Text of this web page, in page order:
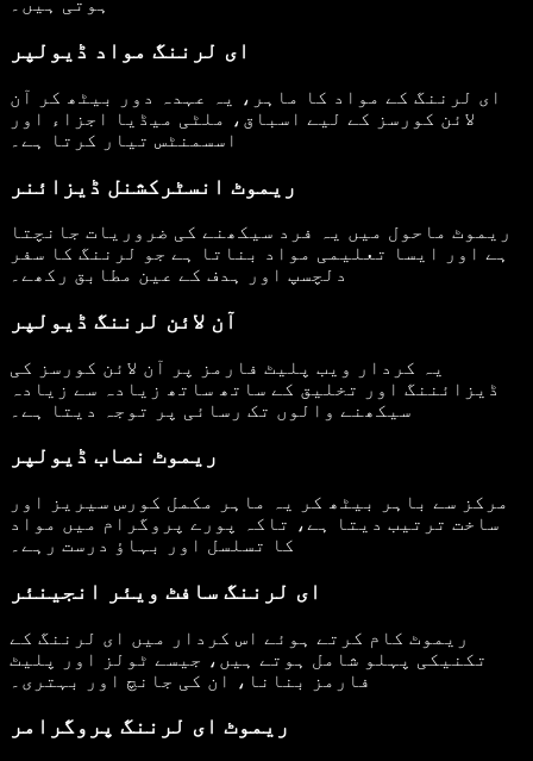
ہوتی ہیں۔
ای لرننگ مواد ڈیولپر
ای لرننگ کے مواد کا ماہر، یہ عہدہ دور بیٹھ کر آن
لائن کورسز کے لیے اسباق، ملٹی میڈیا اجزاء اور
اسسمنٹس تیار کرتا ہے۔
ریموٹ انسٹرکشنل ڈیزائنر
ریموٹ ماحول میں یہ فرد سیکھنے کی ضروریات جانچتا
ہے اور ایسا تعلیمی مواد بناتا ہے جو لرننگ کا سفر
دلچسپ اور ہدف کے عین مطابق رکھے۔
آن لائن لرننگ ڈیولپر
یہ کردار ویب پلیٹ فارمز پر آن لائن کورسز کی
ڈیزائننگ اور تخلیق کے ساتھ ساتھ زیادہ سے زیادہ
سیکھنے والوں تک رسائی پر توجہ دیتا ہے۔
ریموٹ نصاب ڈیولپر
مرکز سے باہر بیٹھ کر یہ ماہر مکمل کورس سیریز اور
ساخت ترتیب دیتا ہے، تاکہ پورے پروگرام میں مواد
کا تسلسل اور بہاؤ درست رہے۔
ای لرننگ سافٹ ویئر انجینئر
ریموٹ کام کرتے ہوئے اس کردار میں ای لرننگ کے
تکنیکی پہلو شامل ہوتے ہیں، جیسے ٹولز اور پلیٹ
فارمز بنانا، ان کی جانچ اور بہتری۔
ریموٹ ای لرننگ پروگرامر